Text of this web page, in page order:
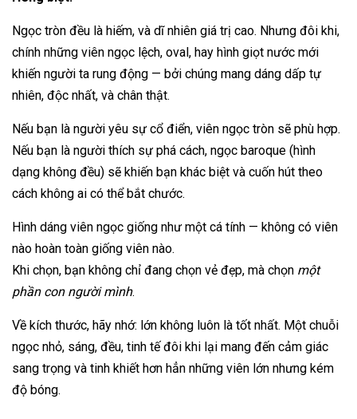
Ngọc tròn đều là hiếm, và dĩ nhiên giá trị cao. Nhưng đôi khi,
chính những viên ngọc lệch, oval, hay hình giọt nước mới
khiến người ta rung động — bởi chúng mang dáng dấp tự
nhiên, độc nhất, và chân thật.
Nếu bạn là người yêu sự cổ điển, viên ngọc tròn sẽ phù hợp.
Nếu bạn là người thích sự phá cách, ngọc baroque (hình
dạng không đều) sẽ khiến bạn khác biệt và cuốn hút theo
cách không ai có thể bắt chước.
Hình dáng viên ngọc giống như một cá tính — không có viên
nào hoàn toàn giống viên nào.
Khi chọn, bạn không chỉ đang chọn vẻ đẹp, mà chọn một
phần con người mình.
Về kích thước, hãy nhớ: lớn không luôn là tốt nhất. Một chuỗi
ngọc nhỏ, sáng, đều, tinh tế đôi khi lại mang đến cảm giác
sang trọng và tinh khiết hơn hẳn những viên lớn nhưng kém
độ bóng.